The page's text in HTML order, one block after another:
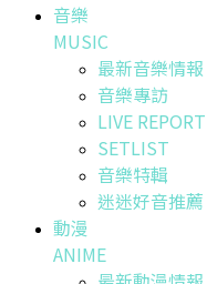
音樂
MUSIC
最新音樂情報
音樂專訪
LIVE REPORT
SETLIST
音樂特輯
迷迷好音推薦
動漫
ANIME